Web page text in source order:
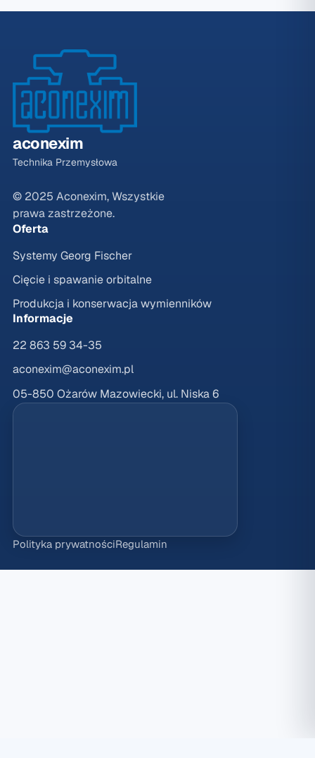
aconexim
Technika Przemysłowa
© 2025 Aconexim, Wszystkie
prawa zastrzeżone.
Oferta
Systemy Georg Fischer
Cięcie i spawanie orbitalne
Produkcja i konserwacja wymienników
Informacje
22 863 59 34-35
aconexim@aconexim.pl
05-850 Ożarów Mazowiecki, ul. Niska 6
Polityka prywatnościRegulamin